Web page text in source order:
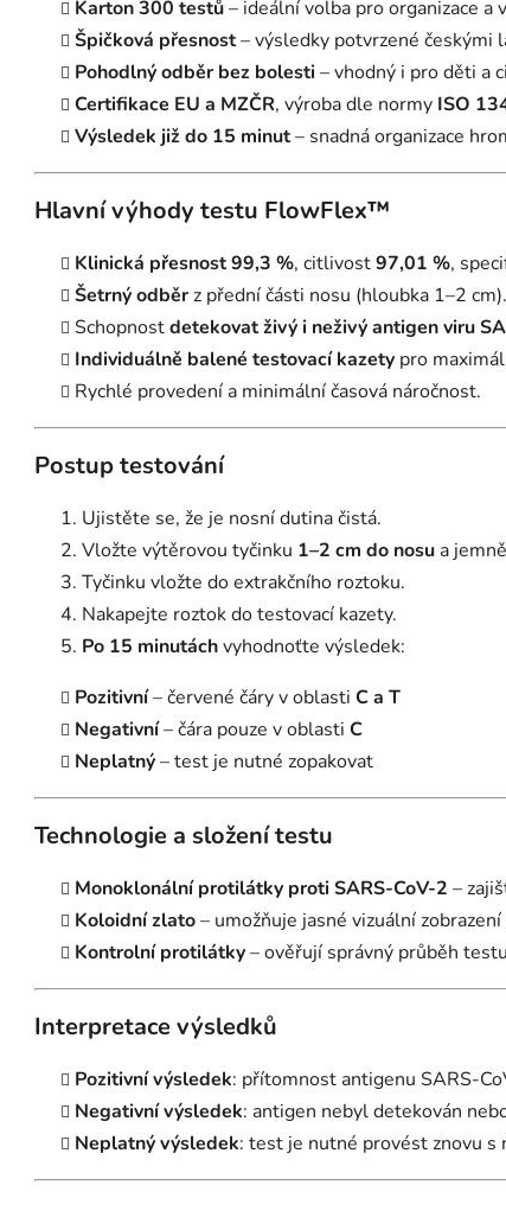
Karton 300 testů– ideální volba pro organizace a
Špičková přesnost– výsledky potvrzené českými
Pohodlný odběr bez bolesti– vhodný i pro děti a
Certifikace EU a MZČR, výroba dle normy ISO
Výsledek již do 15 minut– snadná organizace
Hlavní výhody testu FlowFlex™
Klinická přesnost 99,3 %, citlivost97,01 %,
Šetrný odběrz přední části nosu (hloubka 1–2 cm).
Schopnostdetekovat živý i neživý antigen viru
Individuálně balené testovací kazety pro
Rychlé provedení a minimální časová náročnost.
Postup testování
Ujistěte se, že je nosní dutina čistá.
Vložte výtěrovou tyčinku 1–2 cm do nosu a
Tyčinku vložte do extrakčního roztoku.
Nakapejte roztok do testovací kazety.
Po 15 minutáchvyhodnoťte výsledek:
Pozitivní– červené čáry v oblasti C a T
Negativní– čára pouze v oblasti C
Neplatný– test je nutné zopakovat
Technologie a složení testu
Monoklonální protilátky proti SARS-CoV-2 –
Koloidní zlato– umožňuje jasné vizuální
Kontrolní protilátky– ověřují správný průběh
Interpretace výsledků
Pozitivní výsledek: přítomnost antigenu SARS-
Negativní výsledek: antigen nebyl detekován
Neplatný výsledek: test je nutné provést znovu s